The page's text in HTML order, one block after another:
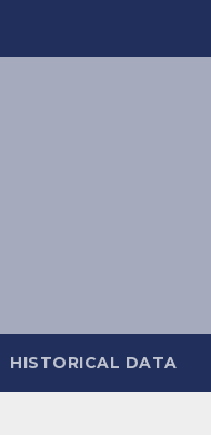
HISTORICAL DATA